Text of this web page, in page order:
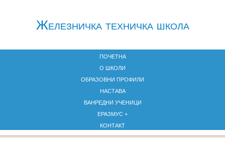
Железничкa техничка школа
ПОЧЕТНА
О ШКОЛИ
ОБРАЗОВНИ ПРОФИЛИ
НАСТАВА
ВАНРЕДНИ УЧЕНИЦИ
ЕРАЗМУС +
КОНТАКТ